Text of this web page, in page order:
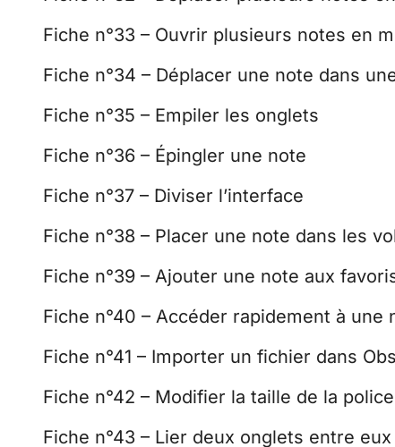
Fiche n°33 – Ouvrir plusieurs notes en
Fiche n°34 – Déplacer une note dans
Fiche n°35 – Empiler les onglets
Fiche n°36 – Épingler une note
Fiche n°37 – Diviser l’interface
Fiche n°38 – Placer une note dans les
Fiche n°39 – Ajouter une note aux
Fiche n°40 – Accéder rapidement à
Fiche n°41 – Importer un fichier dans
Fiche n°42 – Modifier la taille de la police
Fiche n°43 – Lier deux onglets entre eux